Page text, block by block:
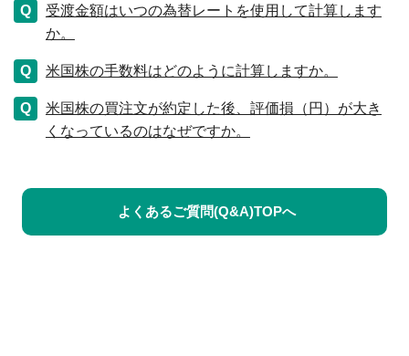
受渡金額はいつの為替レートを使用して計算します
か。
米国株の手数料はどのように計算しますか。
米国株の買注文が約定した後、評価損（円）が大き
くなっているのはなぜですか。
よくあるご質問(Q&A)TOPへ